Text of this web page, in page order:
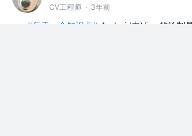
CV工程师 · 3年前
#每天一个知识点# Android中View的绘制